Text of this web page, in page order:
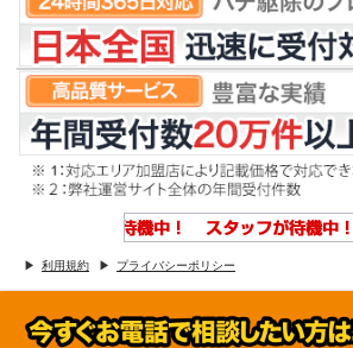
利用規約 プライバシーポリシー